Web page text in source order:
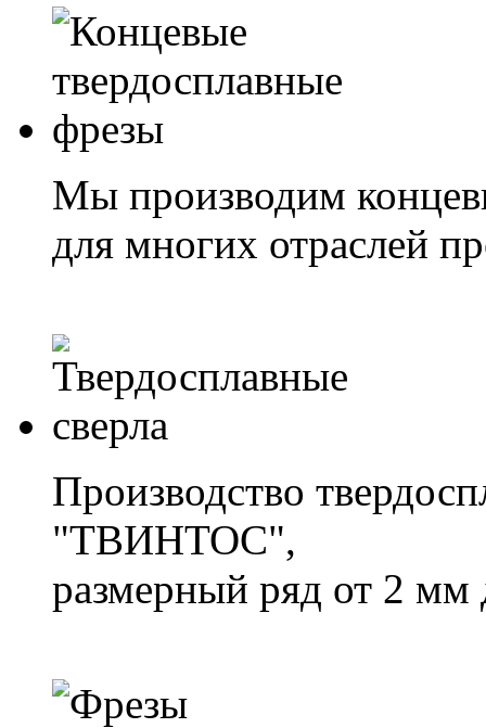
Мы производим
для многих отраслей
Производство
"ТВИНТОС",
размерный ряд от 2